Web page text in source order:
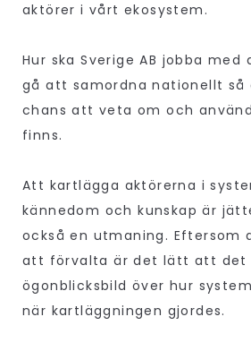
aktörer i vårt ekosystem.
Hur ska Sverige AB jobba
gå att samordna nationellt så
chans att veta om och
finns.
Att kartlägga aktörerna i
kännedom och kunskap är
också en utmaning. Eftersom
att förvalta är det lätt att det
ögonblicksbild över hur
när kartläggningen gjordes.